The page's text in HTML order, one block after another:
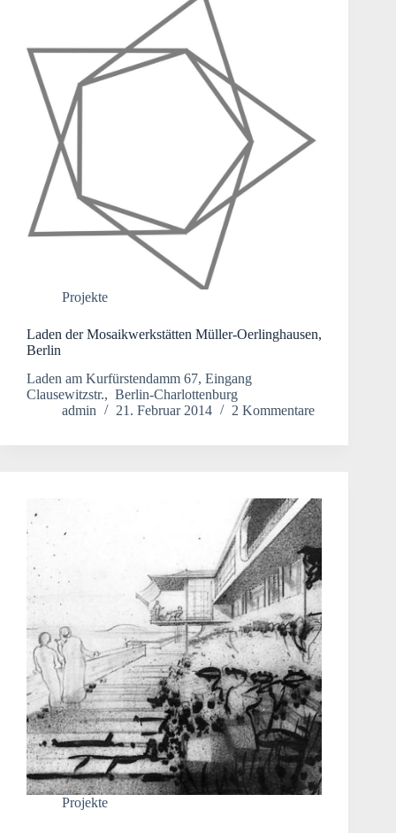
Projekte
Laden der Mosaikwerkstätten Müller-Oerlinghausen,
Berlin
Laden am Kurfürstendamm 67, Eingang
Clausewitzstr., Berlin-Charlottenburg
admin
21. Februar 2014 2 Kommentare
Projekte